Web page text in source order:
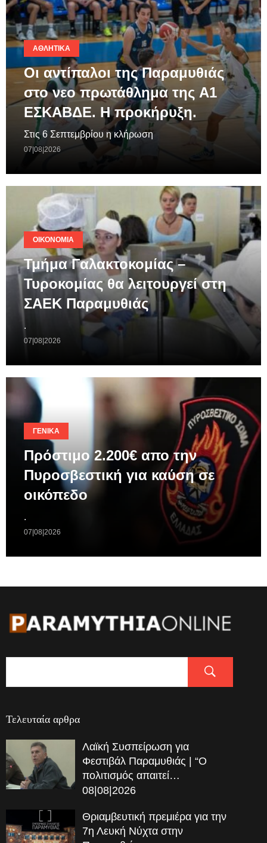
ΑΘΛΗΤΙΚΆ
Οι αντίπαλοι της Παραμυθιάς
στο νεο πρωτάθλημα της A1
ΕΣΚΑΒΔΕ. Η προκήρυξη.
Στις 6 Σεπτεμβρίου η κλήρωση
07|08|2026
ΟΙΚΟΝΟΜΊΑ
Τμήμα Γαλακτοκομίας –
Τυροκομίας θα λειτουργεί στη
ΣΑΕΚ Παραμυθιάς
.
07|08|2026
ΓΕΝΙΚΆ
Πρόστιμο 2.200€ απο την
Πυροσβεστική για καύση σε
οικόπεδο
.
07|08|2026
Τελευταία αρθρα
Λαϊκή Συσπείρωση για
Φεστιβάλ Παραμυθιάς | “Ο
πολιτισμός απαιτεί…
08|08|2026
Θριαμβευτική πρεμιέρα για την
7η Λευκή Νύχτα στην